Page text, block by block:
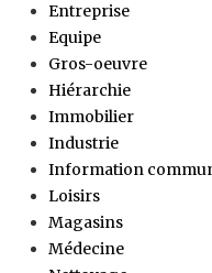
Entreprise
Equipe
Gros-oeuvre
Hiérarchie
Immobilier
Industrie
Information
Loisirs
Magasins
Médecine